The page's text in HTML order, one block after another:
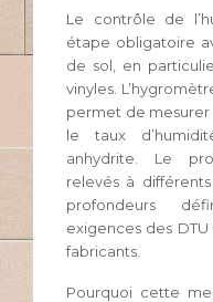
Le contrôle de
étape obligatoire
de sol, en
vinyles.
permet de
le taux
anhydrite. Le
relevés à
profondeurs
exigences des
fabricants.
Pourquoi cette